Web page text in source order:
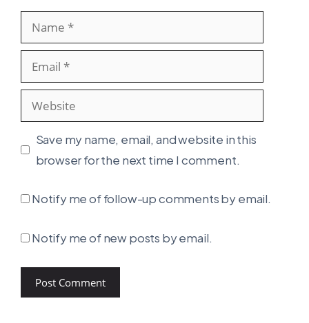
Name
Email
Website
Save my name, email, and website in this
browser for the next time I comment.
Notify me of follow-up comments by email.
Notify me of new posts by email.